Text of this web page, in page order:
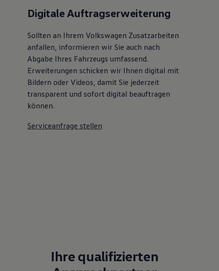
Digitale Auftragserweiterung
Sollten an Ihrem Volkswagen Zusatzarbeiten
anfallen, informieren wir Sie auch nach
Abgabe Ihres Fahrzeugs umfassend.
Erweiterungen schicken wir Ihnen digital mit
Bildern oder Videos, damit Sie jederzeit
transparent und sofort digital beauftragen
können.
Serviceanfrage stellen
Ihre qualifizierten